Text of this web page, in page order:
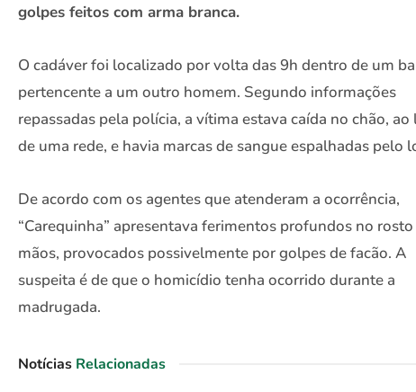
golpes feitos com arma branca.
O cadáver foi localizado por volta das 9h dentro de um
pertencente a um outro homem. Segundo informações
repassadas pela polícia, a vítima estava caída no chão, ao
de uma rede, e havia marcas de sangue espalhadas pelo
De acordo com os agentes que atenderam a ocorrência,
“Carequinha” apresentava ferimentos profundos no rosto
mãos, provocados possivelmente por golpes de facão. A
suspeita é de que o homicídio tenha ocorrido durante a
madrugada.
Notícias Relacionadas